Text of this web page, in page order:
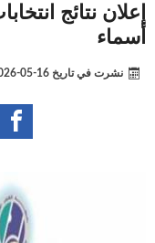
إعلان نتائج
أسماء
نشرت في تاريخ 16-05-2026 04:19 PM